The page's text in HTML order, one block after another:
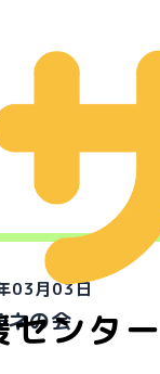
ンター
03月03日
ネの会